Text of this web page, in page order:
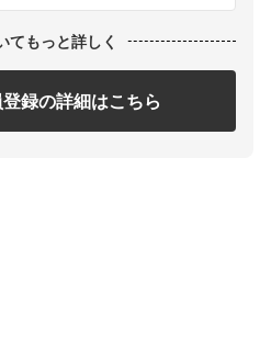
てもっと詳しく
録の詳細はこちら